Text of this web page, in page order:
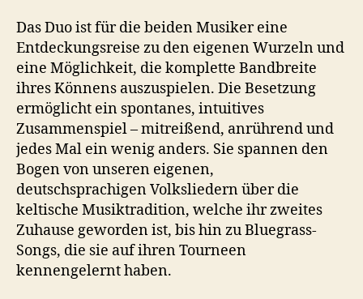
Das Duo ist für die beiden Musiker eine
Entdeckungsreise zu den eigenen Wurzeln und
eine Möglichkeit, die komplette Bandbreite
ihres Könnens auszuspielen. Die Besetzung
ermöglicht ein spontanes, intuitives
Zusammenspiel – mitreißend, anrührend und
jedes Mal ein wenig anders. Sie spannen den
Bogen von unseren eigenen,
deutschsprachigen Volksliedern über die
keltische Musiktradition, welche ihr zweites
Zuhause geworden ist, bis hin zu Bluegrass-
Songs, die sie auf ihren Tourneen
kennengelernt haben.